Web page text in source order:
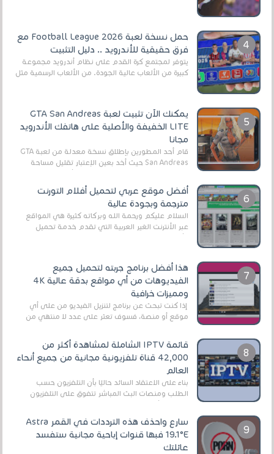
حمل نسخة لعبة Football League 2026 مع
فرق حقيقية للأندرويد .. دليل التثبيت
يتوفر لمجتمع كرة القدم على نظام أندرويد مجموعة
كبيرة من الألعاب عالية الجودة. من الألعاب الرسمية مثل
يمكنك الآن تثبيت لعبة GTA San Andreas
LITE الخفيفة والأصلية على هاتفك الأندرويد
مجانا
قام أحد المطورين بإطلاق نسخة معدلة من لعبة GTA
San Andreas حيث أخد بعين الإعتبار تقليل مساحة
أفضل موقع عربي لتحميل أفلام التورنت
مترجمة وبجودة عالية
السلام عليكم ورحمة الله وبركاته كثيرة هي المواقع
عبر الأنترنت الغير العربية التي تقدم خدمة تحميل
هذا أفضل برنامج جربته لتحميل جميع
الفيديوهات من أي مواقع بدقة عالية 4K
ومميزات خرافية
إذا كنت تبحث عن برنامج لتنزيل الفيديو من على أي
موقع أو منصة، فسوف تعثر على عدد لا منتهي من
قائمة IPTV الشاملة لمشاهدة أكثر من
42,000 قناة تلفزيونية مجانية من جميع أنحاء
العالم
بناءً على الاعتقاد السائد حاليًا بأن التلفزيون حسب
الطلب ومنصات البث المباشر تتفوق على التلفزيون
سارع واحذف هذه الترددات في القمر Astra
19.1°E فبها قنوات إباحية مجانية ستفسد
عائلتك